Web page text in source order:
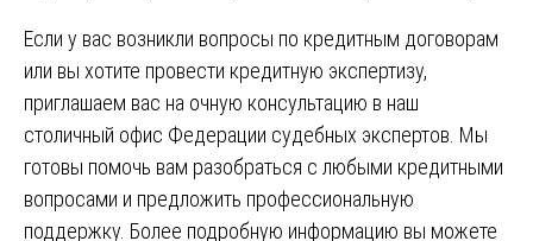
Если у вас возникли вопросы по кредитным договорам
или вы хотите провести кредитную экспертизу,
приглашаем вас на очную консультацию в наш
столичный офис Федерации судебных экспертов. Мы
готовы помочь вам разобраться с любыми кредитными
вопросами и предложить профессиональную
поддержку. Более подробную информацию вы можете